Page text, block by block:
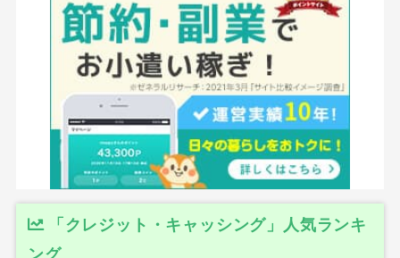
「クレジット・キャッシング」人気ランキ
ング